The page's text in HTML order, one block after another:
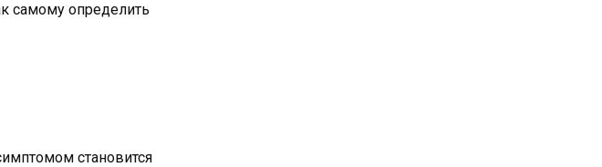
самому определить
становится